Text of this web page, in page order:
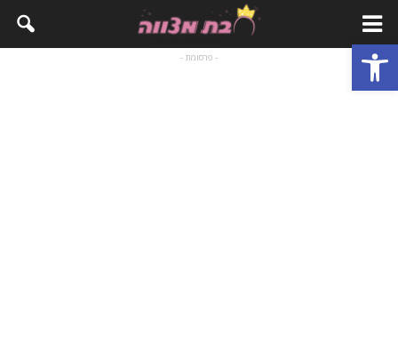
פתח סרגל נגישות - פרסומת -